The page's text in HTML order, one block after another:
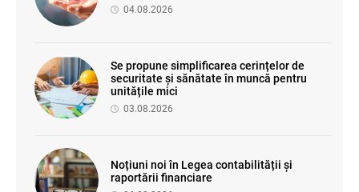
04.08.2026
Se propune simplificarea cerințelor de
securitate și sănătate în muncă pentru
unitățile mici
03.08.2026
Noțiuni noi în Legea contabilității și
raportării financiare